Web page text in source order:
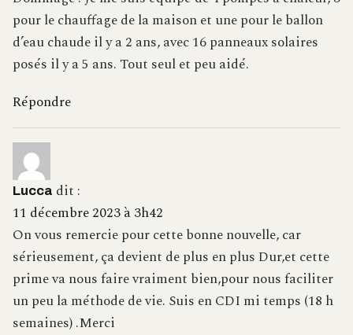
pour le chauffage de la maison et une pour le ballon
d’eau chaude il y a 2 ans, avec 16 panneaux solaires
posés il y a 5 ans. Tout seul et peu aidé.
Répondre
Lucca dit :
11 décembre 2023 à 3h42
On vous remercie pour cette bonne nouvelle, car
sérieusement, ça devient de plus en plus Dur,et cette
prime va nous faire vraiment bien,pour nous faciliter
un peu la méthode de vie. Suis en CDI mi temps (18 h
semaines) .Merci